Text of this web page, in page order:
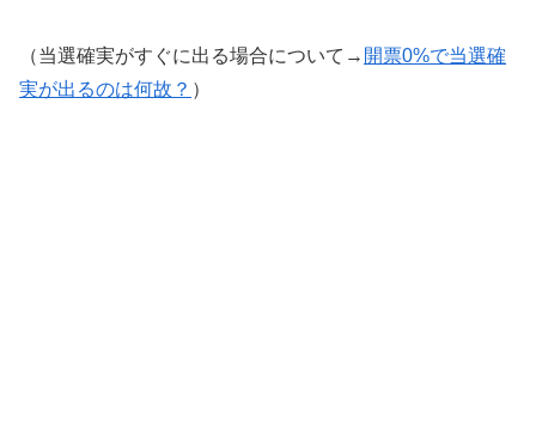
（当選確実がすぐに出る場合について→ 開票0%で当選確
実が出るのは何故？ ）